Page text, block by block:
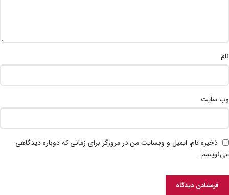
نام
وب‌ سایت
ذخیره نام، ایمیل و وبسایت من در مرورگر برای زمانی که دوباره دیدگاهی
می‌نویسم.